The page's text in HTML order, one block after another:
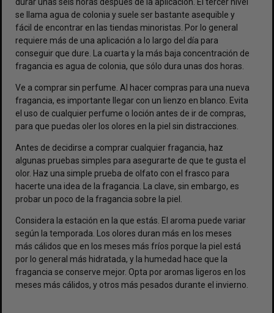
durar unas seis horas después de la aplicación. El tercer nivel
se llama agua de colonia y suele ser bastante asequible y
fácil de encontrar en las tiendas minoristas. Por lo general
requiere más de una aplicación a lo largo del día para
conseguir que dure. La cuarta y la más baja concentración de
fragancia es agua de colonia, que sólo dura unas dos horas.
Ve a comprar sin perfume. Al hacer compras para una nueva
fragancia, es importante llegar con un lienzo en blanco. Evita
el uso de cualquier perfume o loción antes de ir de compras,
para que puedas oler los olores en la piel sin distracciones.
Antes de decidirse a comprar cualquier fragancia, haz
algunas pruebas simples para asegurarte de que te gusta el
olor. Haz una simple prueba de olfato con el frasco para
hacerte una idea de la fragancia. La clave, sin embargo, es
probar un poco de la fragancia sobre la piel.
Considera la estación en la que estás. El aroma puede variar
según la temporada. Los olores duran más en los meses
más cálidos que en los meses más fríos porque la piel está
por lo general más hidratada, y la humedad hace que la
fragancia se conserve mejor. Opta por aromas ligeros en los
meses más cálidos, y otros más pesados ​​durante el invierno.